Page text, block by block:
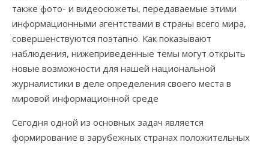
также фото- и видеосюжеты, передаваемые этими
информационными агентствами в страны всего мира,
совершенствуются поэтапно. Как показывают
наблюдения, нижеприведенные темы могут открыть
новые возможности для нашей национальной
журналистики в деле определения своего места в
мировой информационной среде
Сегодня одной из основных задач является
формирование в зарубежных странах положительных